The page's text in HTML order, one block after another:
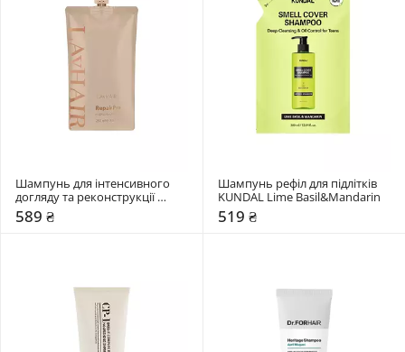
Шампунь для інтенсивного
догляду та реконструкції
пошкодженого волосся
LAvHAIR RepairPro
589 ₴
Шампунь рефіл для підлітків
KUNDAL Lime Basil&Mandarin
519 ₴